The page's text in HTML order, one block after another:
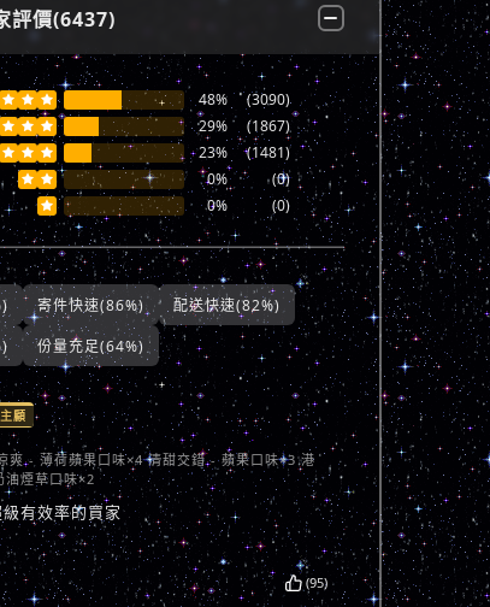
評價(6437)
   48% (3090)
   29% (1867)
   23% (1481)
  0% (0)
 0% (0)
寄件快速(86%)
配送快速(82%)
份量充足(64%)
顧
爽 - 薄荷蘋果口味×4 清甜交錯 - 蘋果口味×3 港
煙草口味×2
有效率的買家
(95)